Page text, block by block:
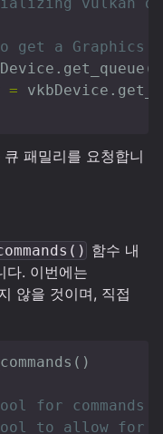
a Graphics
. get_queue (
= vkbDevice .
패밀리를 요청합니
함수 내
다. 이번에는
않을 것이며, 직접
()
for
to allow for